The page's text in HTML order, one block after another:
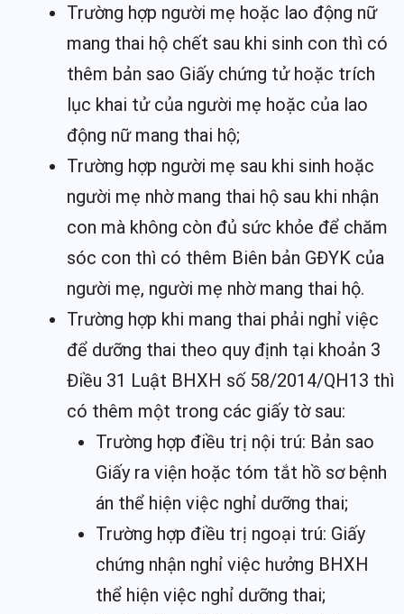
Trường hợp người mẹ hoặc lao động nữ
mang thai hộ chết sau khi sinh con thì có
thêm bản sao Giấy chứng tử hoặc trích
lục khai tử của người mẹ hoặc của lao
động nữ mang thai hộ;
Trường hợp người mẹ sau khi sinh hoặc
người mẹ nhờ mang thai hộ sau khi nhận
con mà không còn đủ sức khỏe để chăm
sóc con thì có thêm Biên bản GĐYK của
người mẹ, người mẹ nhờ mang thai hộ.
Trường hợp khi mang thai phải nghỉ việc
để dưỡng thai theo quy định tại khoản 3
Điều 31 Luật BHXH số 58/2014/QH13 thì
có thêm một trong các giấy tờ sau:
Trường hợp điều trị nội trú: Bản sao
Giấy ra viện hoặc tóm tắt hồ sơ bệnh
án thể hiện việc nghỉ dưỡng thai;
Trường hợp điều trị ngoại trú: Giấy
chứng nhận nghỉ việc hưởng BHXH
thể hiện việc nghỉ dưỡng thai;